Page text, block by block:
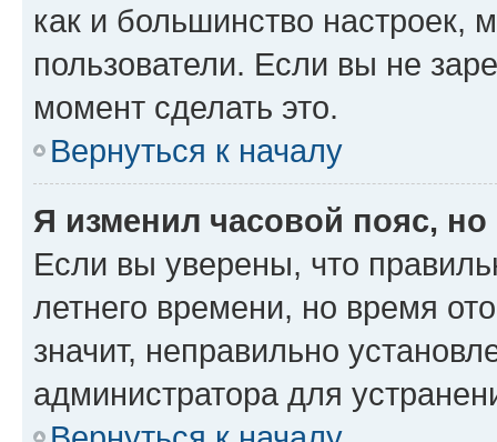
как и большинство настроек,
пользователи. Если вы не
момент сделать это.
Вернуться к началу
Я изменил часовой пояс,
Если вы уверены, что
летнего времени, но время
значит, неправильно
администратора для